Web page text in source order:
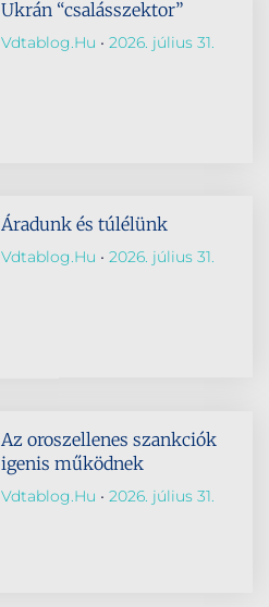
Ukrán “csalásszektor”
Vdtablog.hu 2026. július 31.
Áradunk és túlélünk
Vdtablog.hu 2026. július 31.
Az oroszellenes szankciók
igenis működnek
Vdtablog.hu 2026. július 31.